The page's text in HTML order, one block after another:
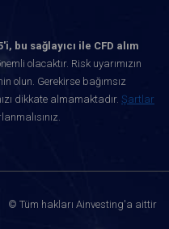
bu sağlayıcı ile CFD alım
olacaktır. Risk uyarımızın
olun. Gerekirse bağımsız
dikkate almamaktadır. Şartlar
© Tüm hakları Ainvesting'a aittir